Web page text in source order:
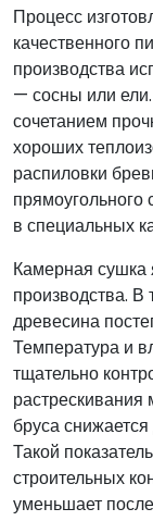
Процесс
качественного
производства
— сосны или
сочетанием
хороших
распиловки
прямоугольного
в специальных
Камерная
производства. В
древесина
Температура и
тщательно
растрескивания
бруса
Такой
строительных
уменьшает